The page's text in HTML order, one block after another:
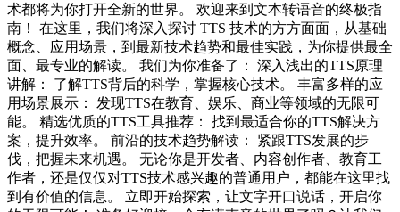
术都将为你打开全新的世界。 欢迎来到文本转语音的终极指
南！ 在这里，我们将深入探讨 TTS 技术的方方面面，从基础
概念、应用场景，到最新技术趋势和最佳实践，为你提供最全
面、最专业的解读。 我们为你准备了： 深入浅出的TTS原理
讲解： 了解TTS背后的科学，掌握核心技术。 丰富多样的应
用场景展示： 发现TTS在教育、娱乐、商业等领域的无限可
能。 精选优质的TTS工具推荐： 找到最适合你的TTS解决方
案，提升效率。 前沿的技术趋势解读： 紧跟TTS发展的步
伐，把握未来机遇。 无论你是开发者、内容创作者、教育工
作者，还是仅仅对TTS技术感兴趣的普通用户，都能在这里找
到有价值的信息。 立即开始探索，让文字开口说话，开启你